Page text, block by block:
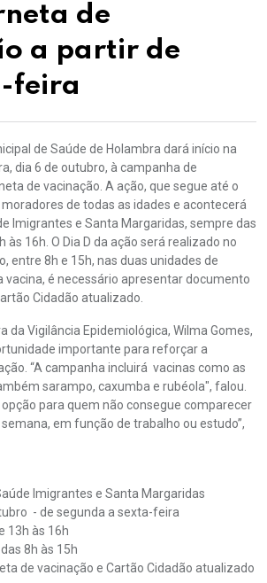
de
a partir de
feira
de Saúde de Holambra dará início na
dia 6 de outubro, à campanha de
de vacinação. A ação, que segue até o
de todas as idades e acontecerá
Imigrantes e Santa Margaridas, sempre das
às 16h. O Dia D da ação será realizado no
entre 8h e 15h, nas duas unidades de
vacina, é necessário apresentar documento
Cidadão atualizado.
da Vigilância Epidemiológica, Wilma Gomes,
importante para reforçar a
“A campanha incluirá vacinas como as
sarampo, caxumba e rubéola", falou.
opção para quem não consegue comparecer
em função de trabalho ou estudo”,
Imigrantes e Santa Margaridas
- de segunda a sexta-feira
13h às 16h
8h às 15h
de vacinação e Cartão Cidadão atualizado